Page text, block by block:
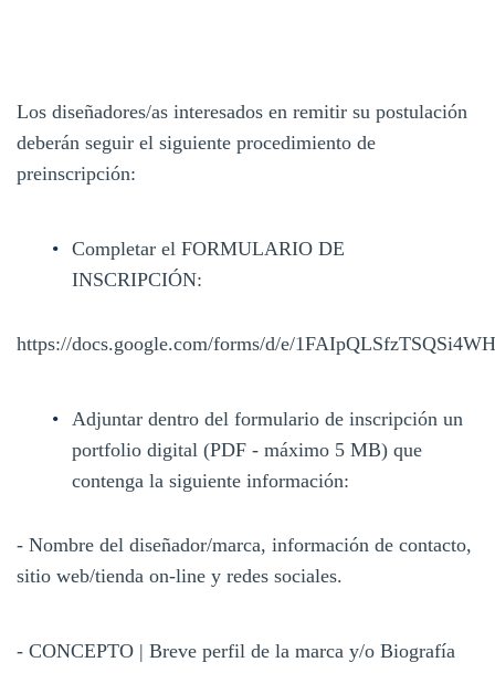
Los diseñadores/as interesados en remitir su postulación
deberán seguir el siguiente procedimiento de
preinscripción:
Completar el FORMULARIO DE
INSCRIPCIÓN:
https://docs.google.com/forms/d/e/
Adjuntar dentro del formulario de inscripción un
portfolio digital (PDF - máximo 5 MB) que
contenga la siguiente información:
- Nombre del diseñador/marca, información de contacto,
sitio web/tienda on-line y redes sociales.
- CONCEPTO | Breve perfil de la marca y/o Biografía